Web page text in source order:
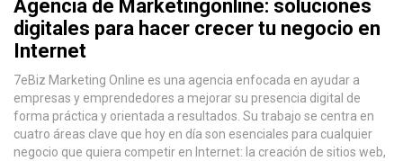
Agencia de Marketingonline: soluciones
digitales para hacer crecer tu negocio en
Internet
7eBiz Marketing Online es una agencia enfocada en ayudar a
empresas y emprendedores a mejorar su presencia digital de
forma práctica y orientada a resultados. Su trabajo se centra en
cuatro áreas clave que hoy en día son esenciales para cualquier
negocio que quiera competir en Internet: la creación de sitios web,